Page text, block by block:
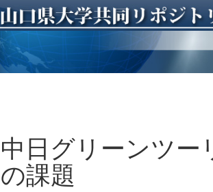
中日グリーンツー
の課題